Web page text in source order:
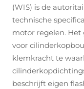
(WIS) is de
technische
motor regelen. Het
voor
klemkracht te
beschrijft eigen